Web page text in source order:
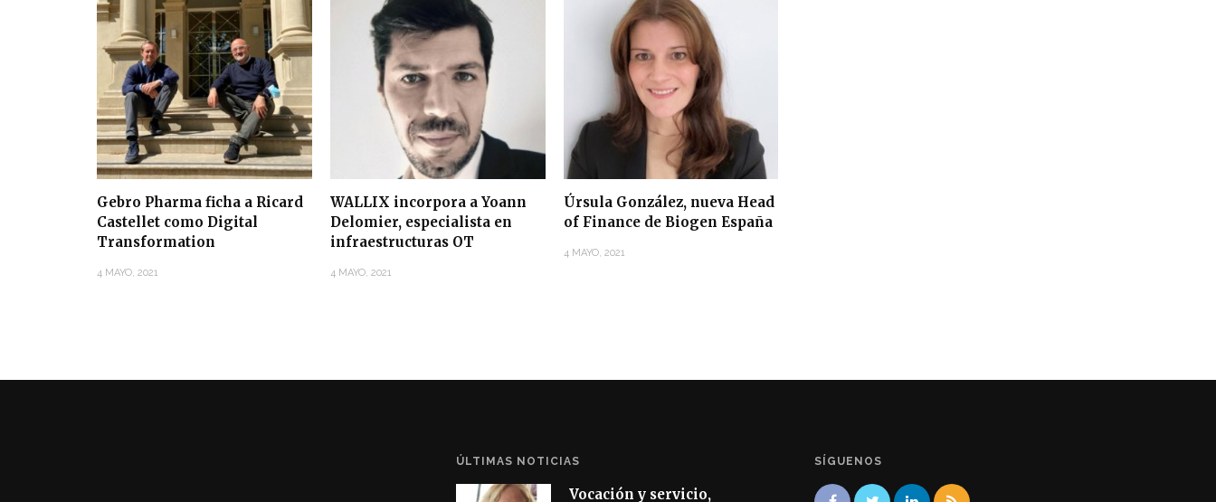
Gebro Pharma ficha a Ricard
Castellet como Digital
Transformation
4 MAYO, 2021
WALLIX incorpora a Yoann
Delomier, especialista en
infraestructuras OT
4 MAYO, 2021
Úrsula González, nueva Head
of Finance de Biogen España
4 MAYO, 2021
ÚLTIMAS NOTICIAS
Vocación y servicio,
SÍGUENOS